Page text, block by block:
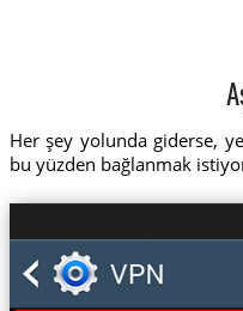
Her şey yolunda giderse,
bu yüzden bağlanmak